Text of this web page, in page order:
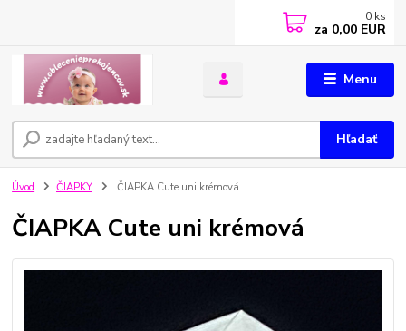
Menu
Hľadať
0 ks
za 0,00 EUR
Úvod ČIAPKY ČIAPKA Cute uni krémová
ČIAPKA Cute uni krémová